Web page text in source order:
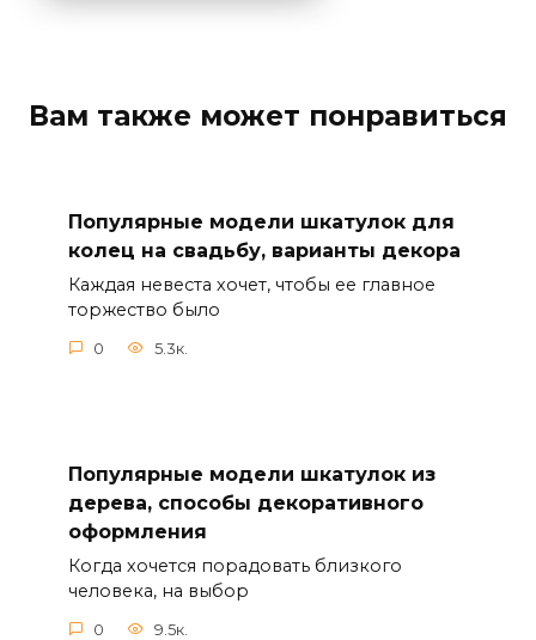
Вам также может понравиться
Популярные модели шкатулок для
колец на свадьбу, варианты декора
Каждая невеста хочет, чтобы ее главное
торжество было
0 5.3к.
Популярные модели шкатулок из
дерева, способы декоративного
оформления
Когда хочется порадовать близкого
человека, на выбор
0 9.5к.